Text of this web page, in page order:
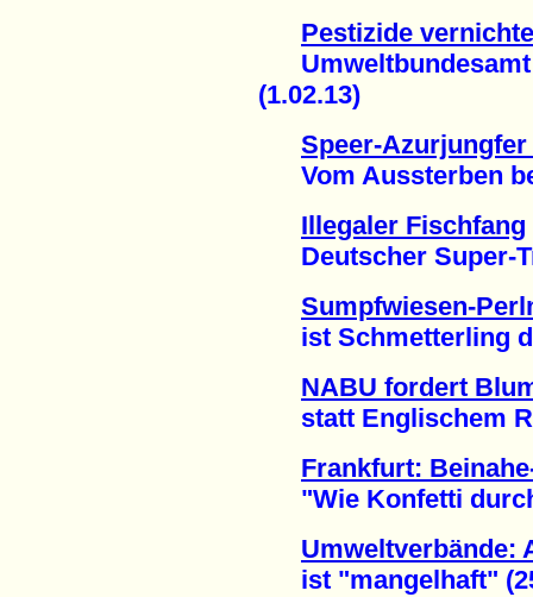
Pestizide
Umweltbundesamt
(1.02.13)
Speer-
Vom Aussterben
Illegaler Fischfang
Deutscher Super-
Sumpfwiesen-
ist Schmetterling
NABU fordert
statt Englischem
Frankfurt:
"Wie Konfetti durch
Umweltverbände:
ist "mangelhaft"